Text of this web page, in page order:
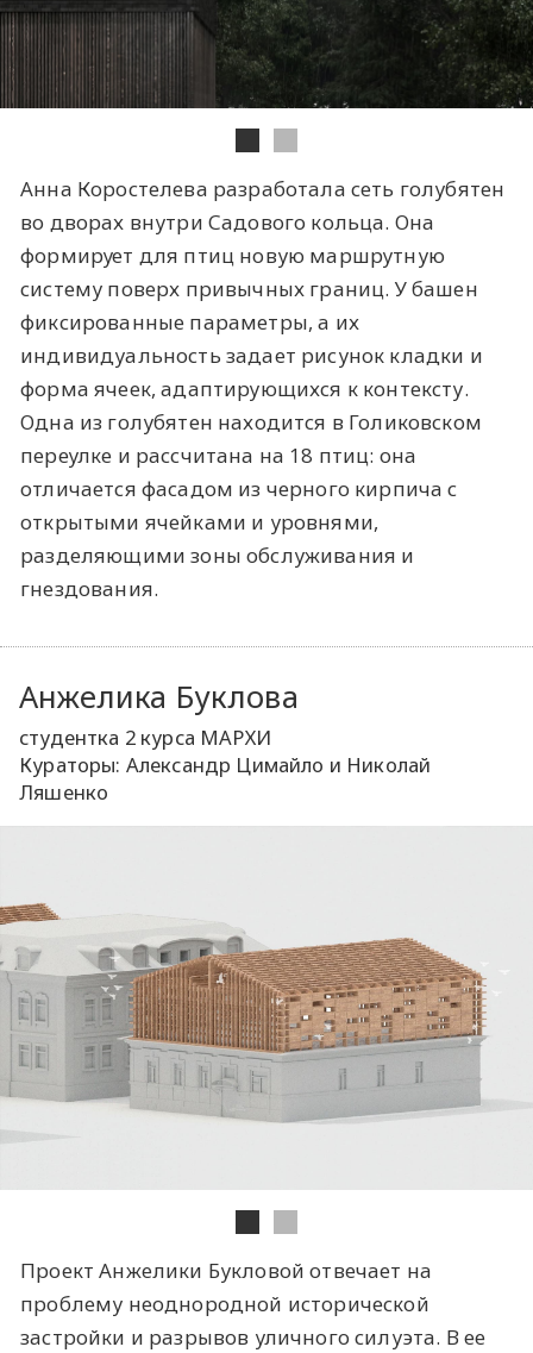
Анна Коростелева разработала сеть голубятен
во дворах внутри Садового кольца. Она
формирует для птиц новую маршрутную
систему поверх привычных границ. У башен
фиксированные параметры, а их
индивидуальность задает рисунок кладки и
форма ячеек, адаптирующихся к контексту.
Одна из голубятен находится в Голиковском
переулке и рассчитана на 18 птиц: она
отличается фасадом из черного кирпича с
открытыми ячейками и уровнями,
разделяющими зоны обслуживания и
гнездования.
Анжелика Буклова
студентка 2 курса МАРХИ
Кураторы: Александр Цимайло и Николай
Ляшенко
Проект Анжелики Букловой отвечает на
проблему неоднородной исторической
застройки и разрывов уличного силуэта. В ее